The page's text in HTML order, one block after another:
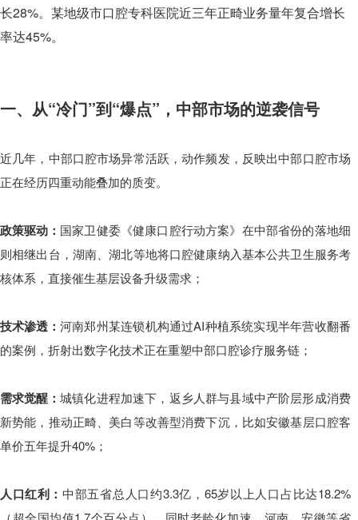
长28%。某地级市口腔专科医院近三年正畸业务量年复合增长
率达45%。
一、从“冷门”到“爆点”，中部市场的逆袭信号
近几年，中部口腔市场异常活跃，动作频发，反映出中部口腔市场
正在经历四重动能叠加的质变。
政策驱动： 国家卫健委《健康口腔行动方案》在中部省份的落地细
则相继出台，湖南、湖北等地将口腔健康纳入基本公共卫生服务考
核体系，直接催生基层设备升级需求；
技术渗透： 河南郑州某连锁机构通过AI种植系统实现半年营收翻番
的案例，折射出数字化技术正在重塑中部口腔诊疗服务链；
需求觉醒： 城镇化进程加速下，返乡人群与县域中产阶层形成消费
新势能，推动正畸、美白等改善型消费下沉，比如安徽基层口腔客
单价五年提升40%；
人口红利： 中部五省总人口约3.3亿，65岁以上人口占比达18.2%